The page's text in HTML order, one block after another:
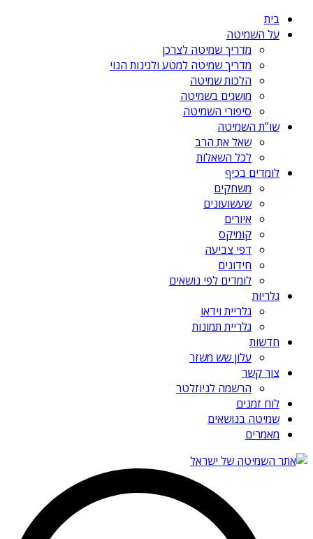
בית
על השמיטה
מדריך שמיטה לצרכן
מדריך שמיטה למטע ולגינות הנוי
הלכות שמיטה
מושגים בשמיטה
סיפורי השמיטה
שו”ת השמיטה
שאל את הרב
לכל השאלות
לומדים בכיף
משחקים
שעשועונים
איורים
קומיקס
דפי צביעה
חידונים
לומדים לפי נושאים
גלריות
גלריית וידאו
גלריית תמונות
חדשות
עלון שש משזר
צור קשר
הרשמה לניוזלטר
לוח זמנים
שמיטה בנושאים
מאמרים